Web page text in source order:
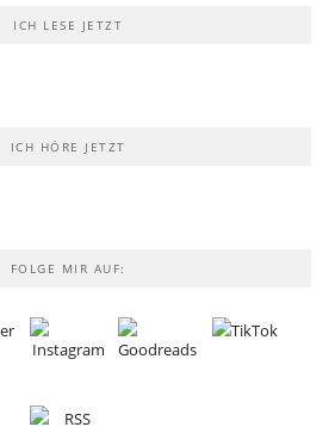
ICH LESE JETZT
ICH HÖRE JETZT
FOLGE MIR AUF: